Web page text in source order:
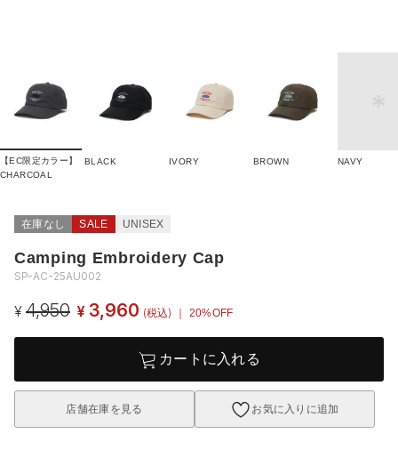
【EC限定カラー】
CHARCOAL
BLACK IVORY BROWN NAVY
在庫なし SALE UNISEX
Camping Embroidery Cap
SP-AC-25AU002
¥ 4,950 ¥ 3,960 (税込) ｜ 20%OFF
カートに入れる
店舗在庫を見る お気に入りに追加